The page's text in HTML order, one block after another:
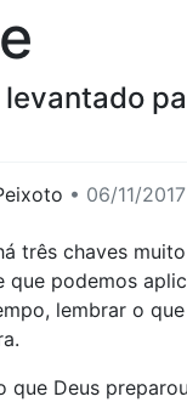
• 06/11/2017
três chaves
que podemos
lembrar o
que Deus